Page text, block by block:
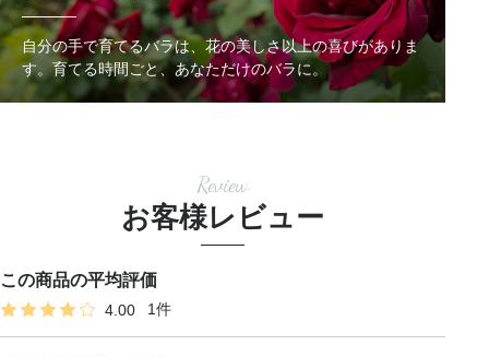
自分の手で育てるバラは、花の美しさ以上の喜びがありま
す。育てる時間ごと、あなただけのバラに。
Review
お客様レビュー
4.00 1